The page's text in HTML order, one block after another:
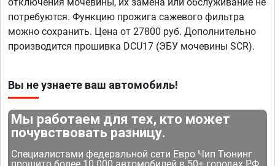
потребуются. Функцию прожига сажевого фильтра
можно сохранить. Цена от 27800 руб. Дополнительно
производится прошивка DCU17 (ЭБУ мочевины SCR).
Вы не узнаете ваш автомобиль!
Мы работаем для тех, кто может
почувствовать разницу.
Специалистами федеральной сети Евро Чип Тюнинг